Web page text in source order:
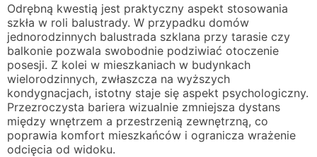
Odrębną kwestią jest praktyczny aspekt stosowania
szkła w roli balustrady. W przypadku domów
jednorodzinnych balustrada szklana przy tarasie czy
balkonie pozwala swobodnie podziwiać otoczenie
posesji. Z kolei w mieszkaniach w budynkach
wielorodzinnych, zwłaszcza na wyższych
kondygnacjach, istotny staje się aspekt psychologiczny.
Przezroczysta bariera wizualnie zmniejsza dystans
między wnętrzem a przestrzenią zewnętrzną, co
poprawia komfort mieszkańców i ogranicza wrażenie
odcięcia od widoku.